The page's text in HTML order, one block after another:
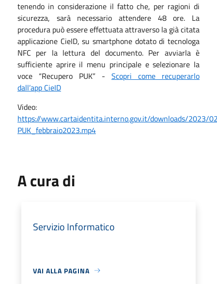
tenendo in considerazione il fatto che, per ragioni di
sicurezza, sarà necessario attendere 48 ore. La
procedura può essere effettuata attraverso la già citata
applicazione CieID, su smartphone dotato di tecnologa
NFC per la lettura del documento. Per avviarla è
sufficiente aprire il menu principale e selezionare la
voce “Recupero PUK” - Scopri come recuperarlo
dall’app CieID
Video:
https://www.cartaidentita.interno.gov.it/downloads/2023/
PUK_febbraio2023.mp4
A cura di
Servizio Informatico
VAI ALLA PAGINA